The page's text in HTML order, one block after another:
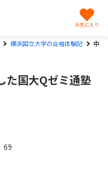
横浜国立大学の合格体験記 中1
た国大Qゼミ通塾
69
お気に入り